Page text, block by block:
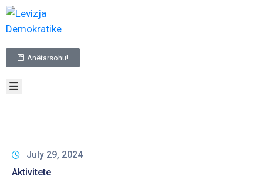
Anëtarsohu!
BALLINA
RRETH
TË
KARAKTER
PUBLIK
July 29, 2024
Aktivitete